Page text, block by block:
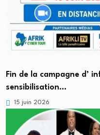
Fin de la campagne d’
sensibilisation…
15 juin 2026